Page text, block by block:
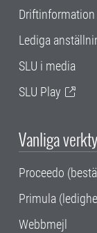
Driftinformation
Lediga
SLU i media
SLU Play
Vanliga
Proceedo
Primula
Webbmejl